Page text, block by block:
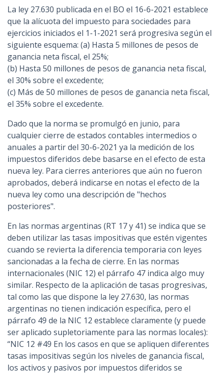
La ley 27.630 publicada en el BO el 16-6-2021 establece
que la alícuota del impuesto para sociedades para
ejercicios iniciados el 1-1-2021 será progresiva según el
siguiente esquema: (a) Hasta 5 millones de pesos de
ganancia neta fiscal, el 25%;
(b) Hasta 50 millones de pesos de ganancia neta fiscal,
el 30% sobre el excedente;
(c) Más de 50 millones de pesos de ganancia neta fiscal,
el 35% sobre el excedente.
Dado que la norma se promulgó en junio, para
cualquier cierre de estados contables intermedios o
anuales a partir del 30-6-2021 ya la medición de los
impuestos diferidos debe basarse en el efecto de esta
nueva ley. Para cierres anteriores que aún no fueron
aprobados, deberá indicarse en notas el efecto de la
nueva ley como una descripción de "hechos
posteriores".
En las normas argentinas (RT 17 y 41) se indica que se
deben utilizar las tasas impositivas que estén vigentes
cuando se revierta la diferencia temporaria con leyes
sancionadas a la fecha de cierre. En las normas
internacionales (NIC 12) el párrafo 47 indica algo muy
similar. Respecto de la aplicación de tasas progresivas,
tal como las que dispone la ley 27.630, las normas
argentinas no tienen indicación específica, pero el
párrafo 49 de la NIC 12 establece claramente (y puede
ser aplicado supletoriamente para las normas locales):
“NIC 12 #49 En los casos en que se apliquen diferentes
tasas impositivas según los niveles de ganancia fiscal,
los activos y pasivos por impuestos diferidos se